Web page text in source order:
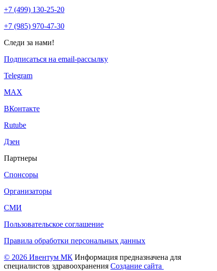
+7 (499) 130-25-20
+7 (985) 970-47-30
Следи за нами!
Подписаться на email-рассылку
Telegram
МАХ
ВКонтакте
Rutube
Дзен
Партнеры
Спонсоры
Организаторы
СМИ
Пользовательское соглашение
Правила обработки персональных данных
© 2026 Ивентум МК Информация предназначена для
специалистов здравоохранения Создание сайта